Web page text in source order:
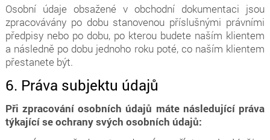
Osobní údaje obsažené v obchodní dokumentaci jsou
zpracovávány po dobu stanovenou příslušnými právními
předpisy nebo po dobu, po kterou budete naším klientem
a následně po dobu jednoho roku poté, co naším klientem
přestanete být.
6. Práva subjektu údajů
Při zpracování osobních údajů máte následující práva
týkající se ochrany svých osobních údajů: